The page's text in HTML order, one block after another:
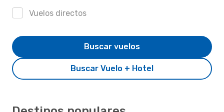
Vuelos directos
Buscar Vuelo + Hotel
Buscar vuelos